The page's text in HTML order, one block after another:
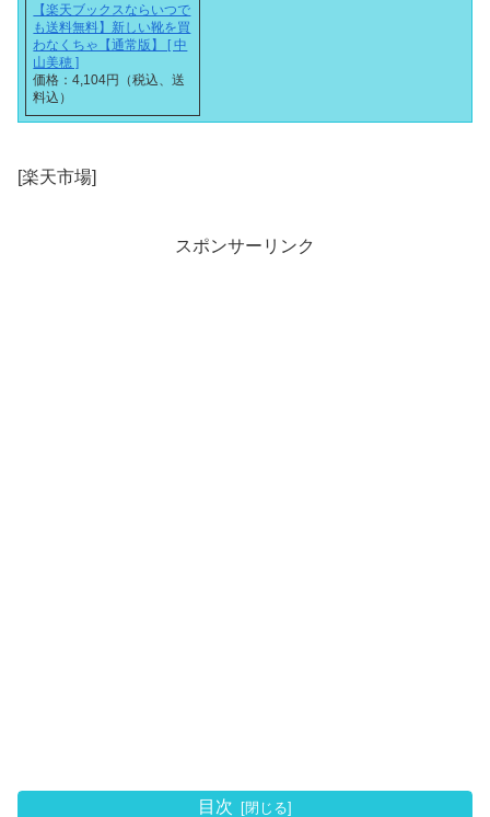
【楽天ブックスならいつで
も送料無料】新しい靴を買
わなくちゃ【通常版】 [ 中
山美穂 ]
価格：4,104円（税込、送
料込）
[楽天市場]
スポンサーリンク
目次